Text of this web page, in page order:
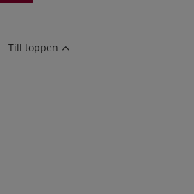
Till toppen